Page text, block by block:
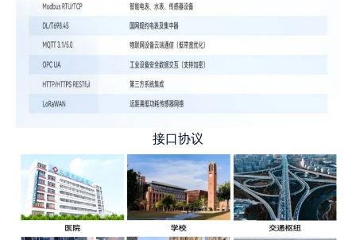
接口协议